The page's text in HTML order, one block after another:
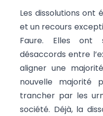
Les dissolutions ont
et un recours
Faure. Elles ont
désaccords entre
aligner une
nouvelle majorité
trancher par les
société. Déjà, la